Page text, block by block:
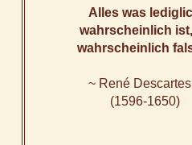
Alles was
wahrscheinlich
wahrscheinlich
~ René
(1596-1650)